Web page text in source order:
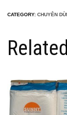
CATEGORY: CHUYÊN